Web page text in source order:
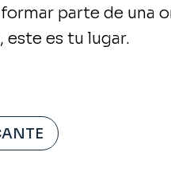
parte de una
este es tu lugar.